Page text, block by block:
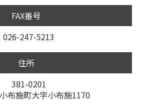
FAX番号
026-247-5213
住所
381-0201
布施町大字小布施1170